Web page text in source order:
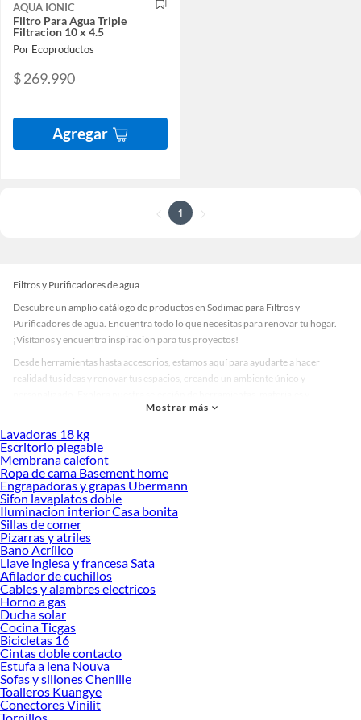
AQUA IONIC
Filtro Para Agua Triple
Filtracion 10 x 4.5
Por Ecoproductos
$ 269.990
Agregar
1
Filtros y Purificadores de agua
Descubre un amplio catálogo de productos en Sodimac para Filtros y
Purificadores de agua. Encuentra todo lo que necesitas para renovar tu hogar.
¡Visítanos y encuentra inspiración para tus proyectos!
Desde herramientas hasta accesorios, estamos aquí para ayudarte a hacer
realidad tus ideas y renovar tus espacios, creando un ambiente único y
accesorios de calidad que te ayudarán a crear un espacio más tú.
Desde remodelaciones hasta proyectos de decoración, estamos aquí para hacer
tus ideas realidad. ¡Visítanos y encuentra todo lo que tenemos para ofrecerte en
Filtros y Purificadores de agua!
Explora la variedad de productos de Filtros y Purificadores de agua en
Sodimac
Herramientas, materiales y accesorios de calidad para tus proyectos y
renovación de espacios. ¡Visítanos y descubre todo lo que tenemos para
ofrecerte!
Encuentra una amplia variedad de productos de Filtros y Purificadores de agua
en Sodimac. Encuentra todo lo necesario para tus proyectos de renovación y
decoración. ¡Visítanos y haz tus ideas realidad!
Mostrar más
Lavadoras 18 kg
Escritorio plegable
Membrana calefont
Ropa de cama Basement home
Engrapadoras y grapas Ubermann
Sifon lavaplatos doble
Iluminacion interior Casa bonita
Sillas de comer
Pizarras y atriles
Bano Acrílico
Llave inglesa y francesa Sata
Afilador de cuchillos
Cables y alambres electricos
Horno a gas
Ducha solar
Cocina Ticgas
Bicicletas 16
Cintas doble contacto
Estufa a lena Nouva
Sofas y sillones Chenille
Toalleros Kuangye
Conectores Vinilit